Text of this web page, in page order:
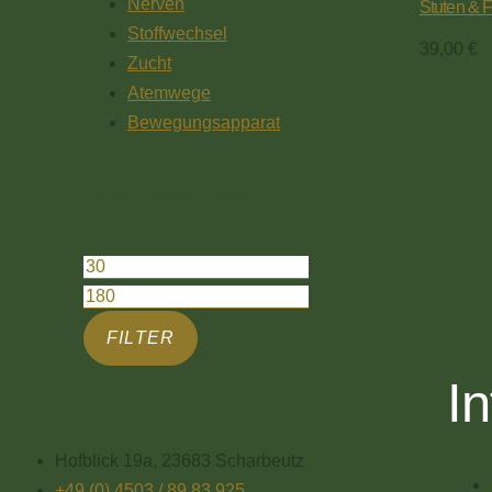
Nerven
Stoffwechsel
Zucht
Atemwege
Bewegungsapparat
FILTER
Stuten &
39,00 €
Hofblick 19a, 23683 Scharbeutz